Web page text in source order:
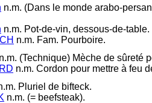
n.m. (Dans le monde arabo-
n.m. Pot-de-vin, dessous-de-table.
n.m. Fam. Pourboire.
n.m. (Technique) Mèche de sûreté
n.m. Cordon pour mettre à feu
Pluriel de bifteck.
n.m. (= beefsteak).